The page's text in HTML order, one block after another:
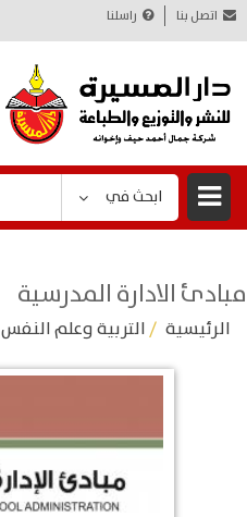
اتصل بنا راسلنا
ابحث في
مبادئ الادارة المدرسية
الرئيسية /التربية وعلم النفس